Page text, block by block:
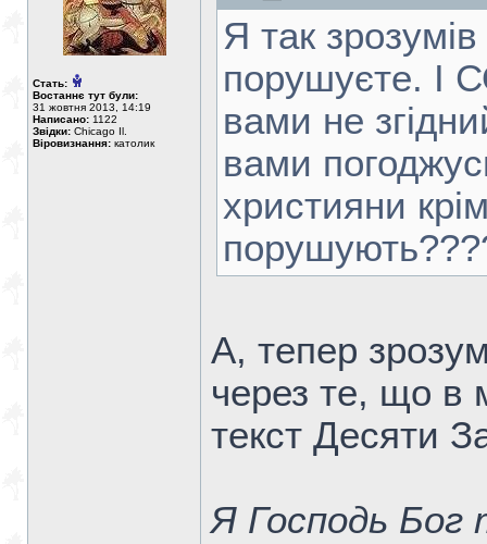
Стать:
Востаннє тут були:
31 жовтня 2013, 14:19
Написано: 1122
Звідки: Chicago Il.
Віровизнання: католик
Я так
порушуєте. І
вами не
вами
християни
А, тепер
через те, що в
текст Десяти
Я Господь Бог